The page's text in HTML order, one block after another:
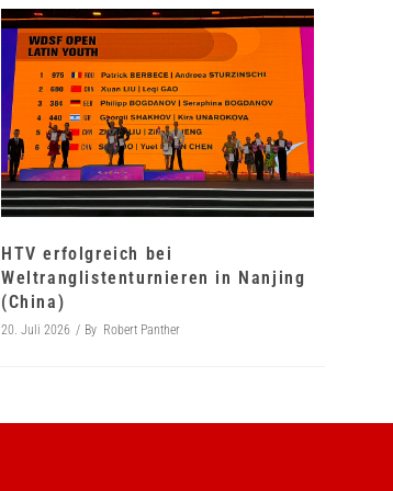
HTV erfolgreich bei
Weltranglistenturnieren in Nanjing
(China)
20. Juli 2026 By Robert Panther